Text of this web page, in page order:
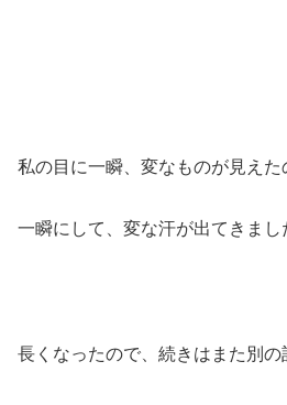
私の目に一瞬、変なものが見えた
一瞬にして、変な汗が出てきまし
長くなったので、続きはまた別